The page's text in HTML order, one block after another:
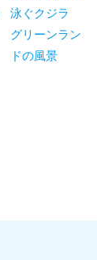
泳ぐクジラ
グリーンラン
ドの風景